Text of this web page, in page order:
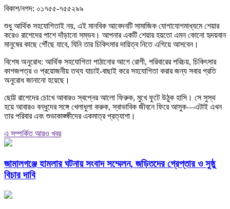
বিকাশ/নগদ: ০১৭৫৫-৭৫৫২৯৯
শুধু আর্থিক সহযোগিতাই নয়, এই মানবিক আবেদনটি সামাজিক যোগাযোগমাধ্যমে শেয়ার
করেও রাশেদের পাশে দাঁড়ানো সম্ভব। আপনার একটি শেয়ার হয়তো এমন কোনো হৃদয়বান
মানুষের কাছে পৌঁছে যাবে, যিনি তার চিকিৎসার দায়িত্ব নিতে এগিয়ে আসবেন।
বিশেষ অনুরোধ: আর্থিক সহযোগিতা পাঠানোর আগে রোগী, পরিবারের পরিচয়, চিকিৎসার
কাগজপত্র ও প্রয়োজনীয় তথ্য যাচাই-বাছাই করে সহযোগিতা করার জন্য সবার প্রতি
অনুরোধ জানানো হয়েছে।
ছোট্ট রাশেদের চোখে আবারও স্বপ্নের আলো ফিরুক, মুখে ফুটে উঠুক হাসি। সে সুস্থ
হয়ে আবারও বন্ধুদের সঙ্গে খেলাধুলা করুক, স্বাভাবিক জীবনে ফিরে আসুক—এটাই এখন
তার পরিবার এবং শুভাকাঙ্ক্ষীদের একমাত্র প্রত্যাশা।
এ সম্পর্কিত আরও খবর
জামালগঞ্জে হামলার ঘটনায় সংবাদ সম্মেলন, জড়িতদের গ্রেপ্তার ও সুষ্ঠু
বিচার দাবি